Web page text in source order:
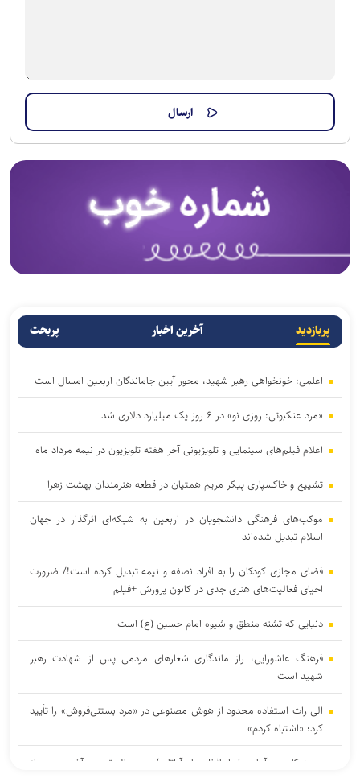
پربازدید آخرین اخبار پربحث
اعلمی: خونخواهی رهبر شهید، محور آیین جاماندگان اربعین امسال است
«مرد عنکبوتی: روزی نو» در ۶ روز یک میلیارد دلاری شد
اعلام فیلم‌های سینمایی و تلویزیونی آخر هفته تلویزیون در نیمه مرداد ماه
تشییع و خاکسپاری پیکر مریم همتیان در قطعه هنرمندان بهشت زهرا
موکب‌های فرهنگی دانشجویان در اربعین به شبکه‌ای اثرگذار در جهان
اسلام تبدیل شده‌اند
فضای مجازی کودکان را به افراد نصفه و نیمه تبدیل کرده است!/ ضرورت
احیای فعالیت‌های هنری جدی در کانون پرورش +فیلم
دنیایی که تشنه منطق و شیوه امام حسین (ع) است
فرهنگ عاشورایی، راز ماندگاری شعار‌های مردمی پس از شهادت رهبر
شهید است
الی راث استفاده محدود از هوش مصنوعی در «مرد بستنی‌فروش» را تأیید
کرد؛ «اشتباه کردم»
جیمز کامرون آماده خداحافظی با «آواتار»/ «در حال ترسیم آخرین پرده از